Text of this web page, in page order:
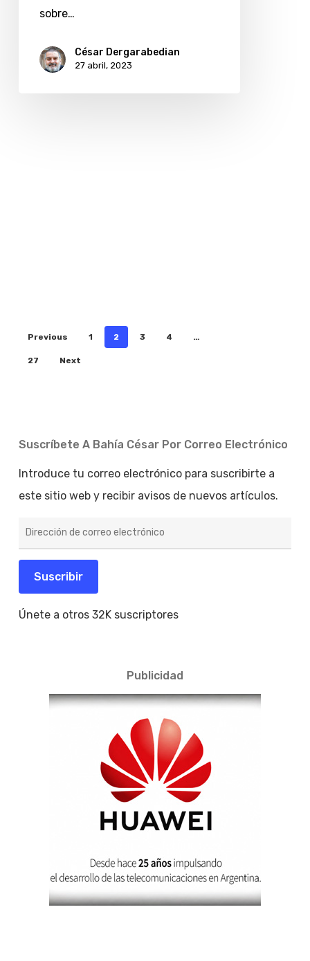
sobre…
César Dergarabedian
27 abril, 2023
Previous 1 2 3 4 …
27 Next
Suscríbete A Bahía César Por Correo Electrónico
Introduce tu correo electrónico para suscribirte a
este sitio web y recibir avisos de nuevos artículos.
de
electrónico
Suscribir
Únete a otros 32K suscriptores
Publicidad